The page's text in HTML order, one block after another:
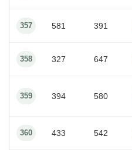
357 581 391
358 327 647
359 394 580
360 433 542